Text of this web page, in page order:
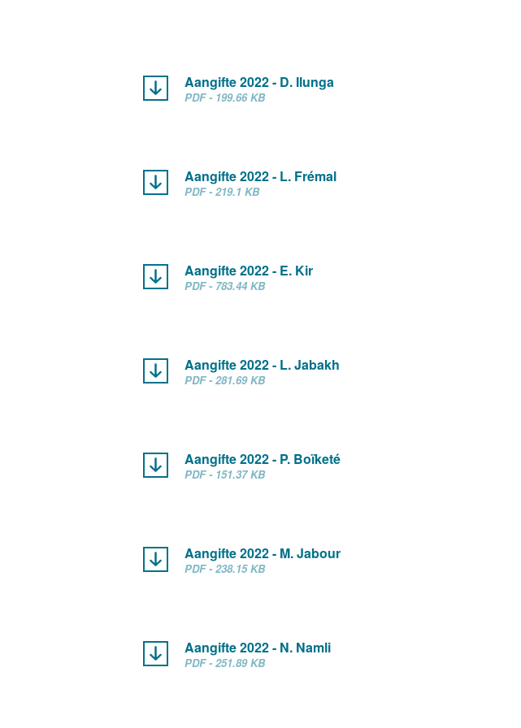
Aangifte 2022 - D. Ilunga
PDF - 199.66 KB
Aangifte 2022 - L. Frémal
PDF - 219.1 KB
Aangifte 2022 - E. Kir
PDF - 783.44 KB
Aangifte 2022 - L. Jabakh
PDF - 281.69 KB
Aangifte 2022 - P. Boïketé
PDF - 151.37 KB
Aangifte 2022 - M. Jabour
PDF - 238.15 KB
Aangifte 2022 - N. Namli
PDF - 251.89 KB